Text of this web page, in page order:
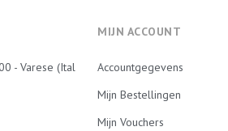
- Varese (Ital
MIJN ACCOUNT
Accountgegevens
Mijn Bestellingen
Mijn Vouchers